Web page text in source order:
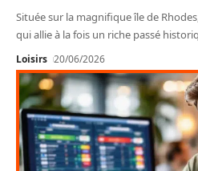
Située sur la magnifique île de
qui allie à la fois un riche passé
Loisirs 20/06/2026